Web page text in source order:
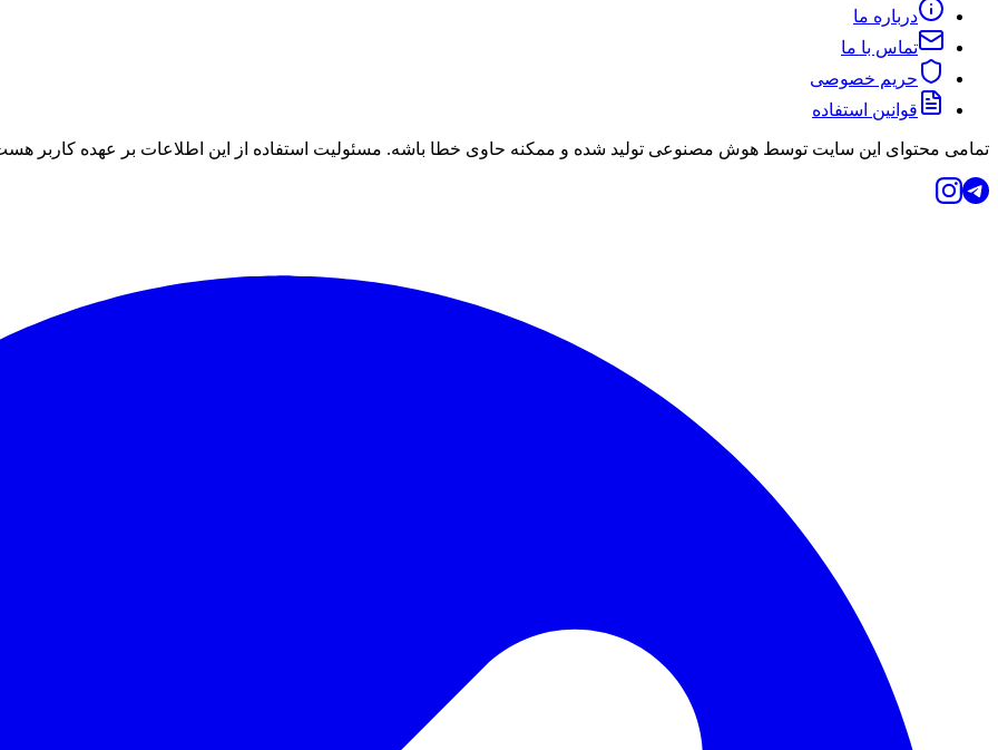
درباره ما
تماس با ما
حریم خصوصی
قوانین استفاده
تمامی محتوای این سایت توسط هوش مصنوعی تولید شده و ممکنه حاوی خطا باشه. مسئولیت استفاده از این اطلاعات بر عهده کاربر